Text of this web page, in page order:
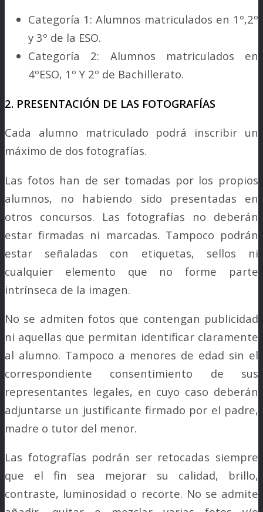
Categoría 1: Alumnos matriculados en 1º,2º
y 3º de la ESO.
Categoría 2: Alumnos matriculados en
4ºESO, 1º Y 2º de Bachillerato.
2. PRESENTACIÓN DE LAS FOTOGRAFÍAS
Cada alumno matriculado podrá inscribir un
máximo de dos fotografías.
Las fotos han de ser tomadas por los propios
alumnos, no habiendo sido presentadas en
otros concursos. Las fotografías no deberán
estar firmadas ni marcadas. Tampoco podrán
estar señaladas con etiquetas, sellos ni
cualquier elemento que no forme parte
intrínseca de la imagen.
No se admiten fotos que contengan publicidad
ni aquellas que permitan identificar claramente
al alumno. Tampoco a menores de edad sin el
correspondiente consentimiento de sus
representantes legales, en cuyo caso deberán
adjuntarse un justificante firmado por el padre,
madre o tutor del menor.
Las fotografías podrán ser retocadas siempre
que el fin sea mejorar su calidad, brillo,
contraste, luminosidad o recorte. No se admite